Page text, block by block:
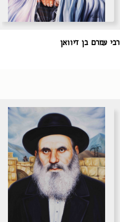
רבי עמרם בן דיוואן